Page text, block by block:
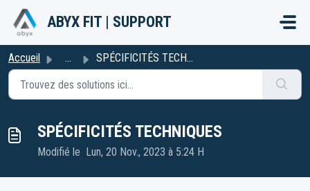
Passer au contenu principal
ABYX FIT | SUPPORT
Accueil ... SPÉCIFICITÉS TECHNIQUES
SPÉCIFICITÉS TECHNIQUES
Modifié le Lun, 20 Nov., 2023 à 5:24 H